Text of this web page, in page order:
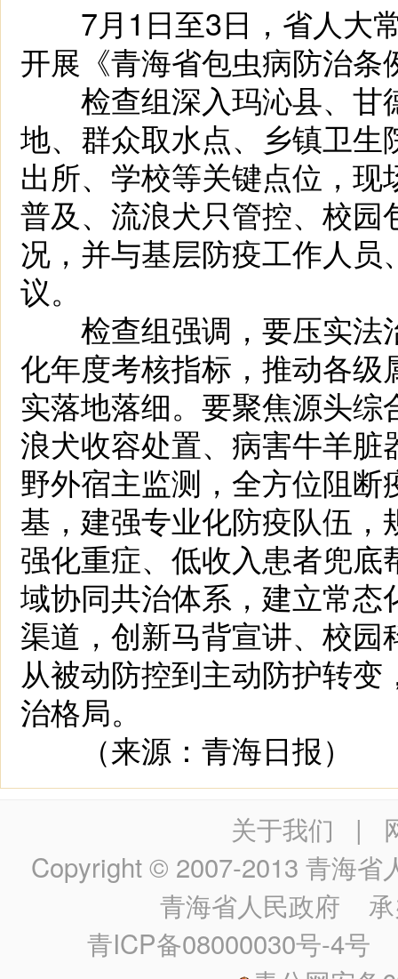
7月1日至3日，省人大常
开展《青海省包虫病防治条
检查组深入玛沁县、甘
地、群众取水点、乡镇卫
出所、学校等关键点位，
普及、流浪犬只管控、校
况，并与基层防疫工作人
议。
检查组强调，要压实法
化年度考核指标，推动各
实落地落细。要聚焦源头
浪犬收容处置、病害牛羊
野外宿主监测，全方位阻
基，建强专业化防疫队伍
强化重症、低收入患者兜
域协同共治体系，建立常
渠道，创新马背宣讲、校
从被动防控到主动防护转
治格局。
（来源：青海日报）
关于我们 |
Copyright © 2007-2013 青海省
青海省人民政府 承
青ICP备08000030号-4号